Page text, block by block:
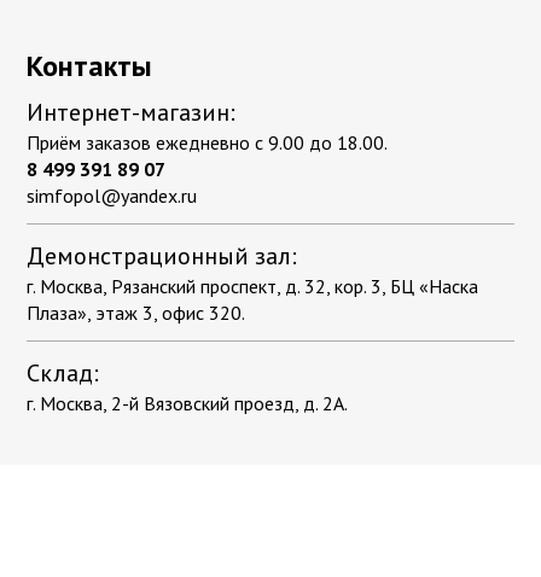
Контакты
Интернет-магазин:
Приём заказов ежедневно с 9.00 до 18.00.
8 499 391 89 07
simfopol@yandex.ru
Демонстрационный зал:
г. Москва, Рязанский проспект, д. 32, кор. 3, БЦ «Наска
Плаза», этаж 3, офис 320.
Склад:
г. Москва, 2-й Вязовский проезд, д. 2А.